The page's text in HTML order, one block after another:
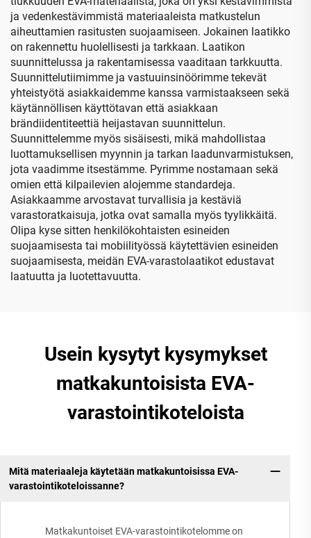
ja vedenkestävimmistä materiaaleista matkustelun
aiheuttamien rasitusten suojaamiseen. Jokainen laatikko
on rakennettu huolellisesti ja tarkkaan. Laatikon
suunnittelussa ja rakentamisessa vaaditaan tarkkuutta.
Suunnittelutiimimme ja vastuuinsinöörimme tekevät
yhteistyötä asiakkaidemme kanssa varmistaakseen sekä
käytännöllisen käyttötavan että asiakkaan
brändiidentiteettiä heijastavan suunnittelun.
Suunnittelemme myös sisäisesti, mikä mahdollistaa
luottamuksellisen myynnin ja tarkan laadunvarmistuksen,
jota vaadimme itsestämme. Pyrimme nostamaan sekä
omien että kilpailevien alojemme standardeja.
Asiakkaamme arvostavat turvallisia ja kestäviä
varastoratkaisuja, jotka ovat samalla myös tyylikkäitä.
Olipa kyse sitten henkilökohtaisten esineiden
suojaamisesta tai mobiilityössä käytettävien esineiden
suojaamisesta, meidän EVA-varastolaatikot edustavat
laatuutta ja luotettavuutta.
Usein kysytyt kysymykset
matkakuntoisista EVA-
varastointikoteloista
Mitä materiaaleja käytetään matkakuntoisissa EVA-
varastointikoteloissanne?
Matkakuntoiset EVA-varastointikotelomme on